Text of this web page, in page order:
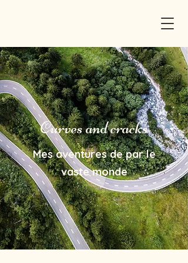
Curves and cracks
Mes aventures de par le
vaste monde